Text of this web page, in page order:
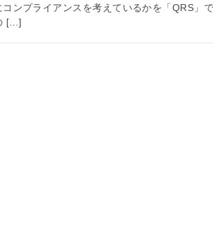
ンプライアンスを考えているかを「QRS」
[…]